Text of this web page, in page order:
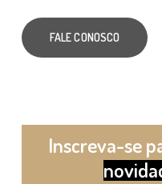
FALE CONOSCO
Inscreva-se